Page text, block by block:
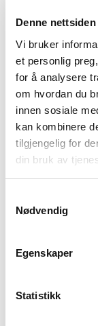
Denne
Vi bruker
et personlig
for å analysere
om hvordan du
innen sosiale
kan kombinere
tilgjengelig for
din bruk av
Nødvendig
Egenskaper
Statistikk
2021-02-PM-Nye-
Forside
Nyheter
Markedsinnsikt
NordNorsk